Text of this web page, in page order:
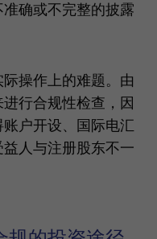
确或不完整的披露
操作上的难题。由
行合规性检查，因
户开设、国际电汇
人与注册股东不一